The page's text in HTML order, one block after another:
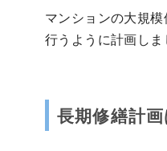
マンションの大規
行うように計画しま
長期修繕計